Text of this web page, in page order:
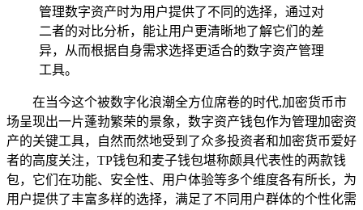
管理数字资产时为用户提供了不同的选择，通过对
二者的对比分析，能让用户更清晰地了解它们的差
异，从而根据自身需求选择更适合的数字资产管理
工具。
在当今这个被数字化浪潮全方位席卷的时代,加密货币市
场呈现出一片蓬勃繁荣的景象，数字资产钱包作为管理加密资
产的关键工具，自然而然地受到了众多投资者和加密货币爱好
者的高度关注，TP钱包和麦子钱包堪称颇具代表性的两款钱
包，它们在功能、安全性、用户体验等多个维度各有所长，为
用户提供了丰富多样的选择，满足了不同用户群体的个性化需